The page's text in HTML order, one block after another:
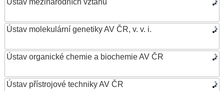
Ústav mezinárodních vztahů
Ústav molekulární genetiky AV ČR, v. v. i.
Ústav organické chemie a biochemie AV ČR
Ústav přístrojové techniky AV ČR